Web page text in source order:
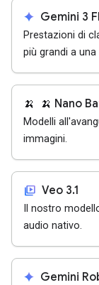
spark Gemini 3
Prestazioni di
più grandi a
🍌 🍌 Nano
Modelli
immagini.
video_library Veo 3.1
Il nostro
audio nativo.
spark Gemini